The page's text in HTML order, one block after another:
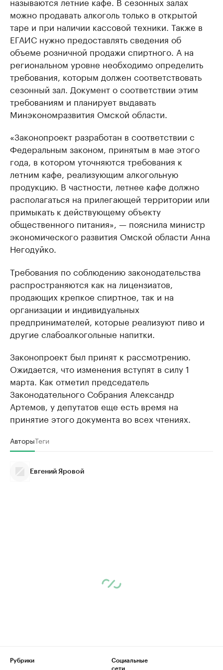
можно продавать алкоголь только в открытой
таре и при наличии кассовой техники. Также в
ЕГАИС нужно предоставлять сведения об
объеме розничной продажи спиртного. А на
региональном уровне необходимо определить
требования, которым должен соответствовать
сезонный зал. Документ о соответствии этим
требованиям и планирует выдавать
Минэкономразвития Омской области.
«Законопроект разработан в соответствии с
Федеральным законом, принятым в мае этого
года, в котором уточняются требования к
летним кафе, реализующим алкогольную
продукцию. В частности, летнее кафе должно
располагаться на прилегающей территории или
примыкать к действующему объекту
общественного питания», — пояснила министр
экономического развития Омской области Анна
Негодуйко.
Требования по соблюдению законодательства
распространяются как на лицензиатов,
продающих крепкое спиртное, так и на
организации и индивидуальных
предпринимателей, которые реализуют пиво и
другие слабоалкогольные напитки.
Законопроект был принят к рассмотрению.
Ожидается, что изменения вступят в силу 1
марта. Как отметил председатель
Законодательного Собрания Александр
Артемов, у депутатов еще есть время на
принятие этого документа во всех чтениях.
АвторыТеги
Евгений Яровой
Рубрики
Социальные
сети